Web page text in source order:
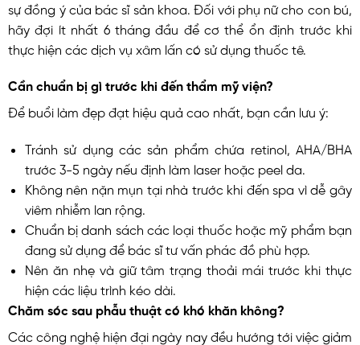
sự đồng ý của bác sĩ sản khoa. Đối với phụ nữ cho con bú,
hãy đợi ít nhất 6 tháng đầu để cơ thể ổn định trước khi
thực hiện các dịch vụ xâm lấn có sử dụng thuốc tê.
Cần chuẩn bị gì trước khi đến thẩm mỹ viện?
Để buổi làm đẹp đạt hiệu quả cao nhất, bạn cần lưu ý:
Tránh sử dụng các sản phẩm chứa retinol, AHA/BHA
trước 3-5 ngày nếu định làm laser hoặc peel da.
Không nên nặn mụn tại nhà trước khi đến spa vì dễ gây
viêm nhiễm lan rộng.
Chuẩn bị danh sách các loại thuốc hoặc mỹ phẩm bạn
đang sử dụng để bác sĩ tư vấn phác đồ phù hợp.
Nên ăn nhẹ và giữ tâm trạng thoải mái trước khi thực
hiện các liệu trình kéo dài.
Chăm sóc sau phẫu thuật có khó khăn không?
Các công nghệ hiện đại ngày nay đều hướng tới việc giảm